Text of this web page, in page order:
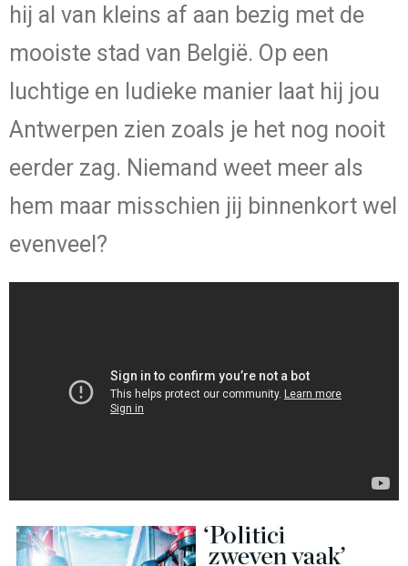
hij al van kleins af aan bezig met de
mooiste stad van België. Op een
luchtige en ludieke manier laat hij jou
Antwerpen zien zoals je het nog nooit
eerder zag. Niemand weet meer als
hem maar misschien jij binnenkort wel
evenveel?